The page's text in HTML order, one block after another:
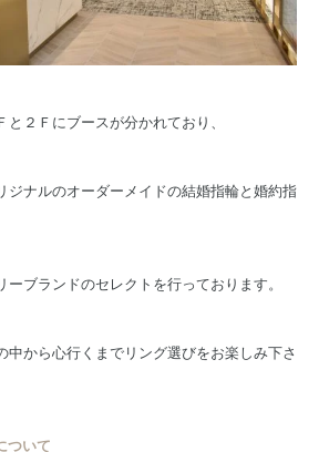
と２Ｆにブースが分かれており、
ジナルのオーダーメイドの結婚指輪と婚約指
ーブランドのセレクトを行っております。
中から心行くまでリング選びをお楽しみ下さ
ついて